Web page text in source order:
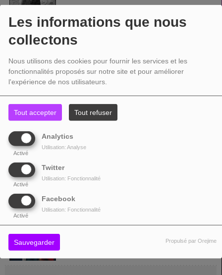
Les informations que nous
collectons
Nous utilisons des cookies pour fournir les services et les
fonctionnalités proposés sur notre site et pour améliorer
l'expérience de nos utilisateurs.
Tout accepter Tout refuser
Analytics
Activé
Utilisation: Analyse
Twitter
Activé
Utilisation: Fonctionnalité
Facebook
Activé
Utilisation: Fonctionnalité
Sauvegarder Propulsé par Orejime
BERLIN
Californie en 1979, le groupe a connu son premier
succès avec le single « Sex (I'm A…) »...
BEYONCÉ
Beyoncé (en anglais bi?j?nse?), née Beyoncé Giselle
Knowles, le 4 septembre 1981 à Houston au Texas, est
Bigflo et Oli est un groupe français de rap, originaire de
Toulouse. Le duo est composé des frères Florian